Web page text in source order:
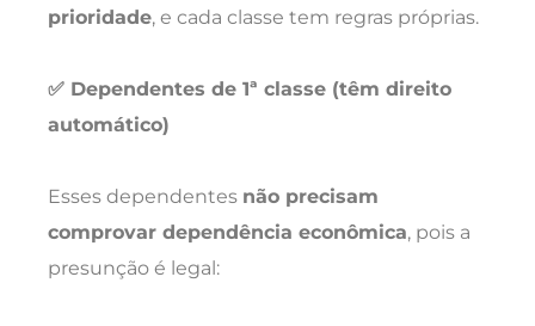
prioridade, e cada classe tem regras próprias.
✅ Dependentes de 1ª classe (têm direito
automático)
Esses dependentes não precisam
comprovar dependência econômica, pois a
presunção é legal: